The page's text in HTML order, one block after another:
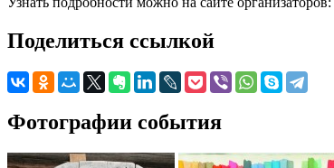
Поделиться ссылкой
Фотографии события